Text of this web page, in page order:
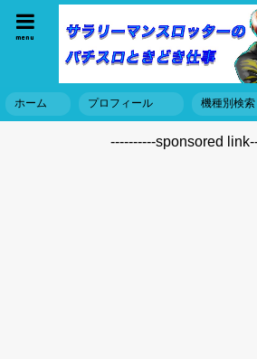
menu
ホーム プロフィール 機種別検索
----------sponsored